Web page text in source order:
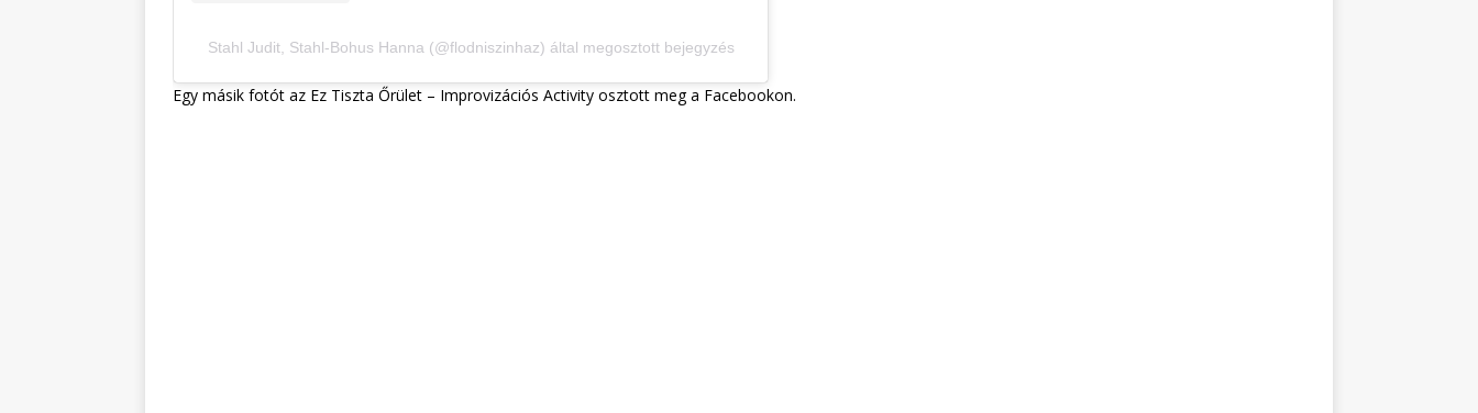
Stahl Judit, Stahl-Bohus Hanna (@flodniszinhaz) által megosztott bejegyzés
Egy másik fotót az Ez Tiszta Őrület – Improvizációs Activity osztott meg a Facebookon.